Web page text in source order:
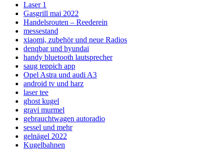
Laser 1
Gasgrill mai 2022
Handelsrouten – Reederein
messestand
xiaomi, zubehör und neue Radios
denqbar und hyundai
handy bluetooth lautsprecher
saug teppich app
Opel Astra und audi A3
android tv und harz
laser tee
ghost kugel
gravi murmel
gebrauchtwagen autoradio
sessel und mehr
gelnägel 2022
Kugelbahnen